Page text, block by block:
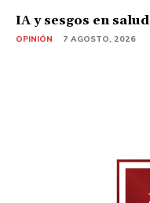
IA y sesgos en salud
OPINIÓN 7 AGOSTO, 2026